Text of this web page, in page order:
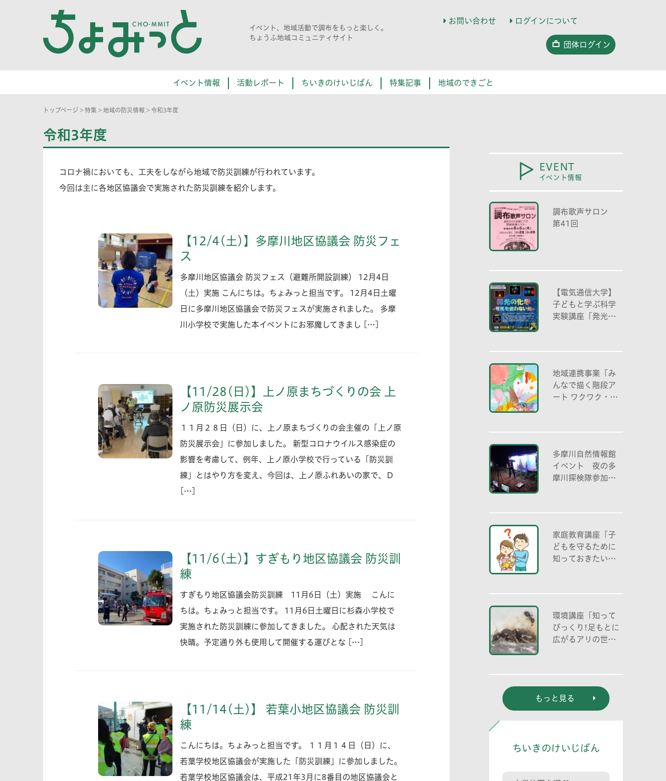
イベント、地域活動で調布をもっと楽しく。
ちょうふ地域コミュニティサイト
お問い合わせ ログインについて
団体ログイン
イベント情報 活動レポート ちいきのけいじばん 特集記事 地域のできごと
トップページ > 特集 > 地域の防災情報 > 令和3年度
令和3年度
コロナ禍においても、工夫をしながら地域で防災訓練が行われています。
今回は主に各地区協議会で実施された防災訓練を紹介します。
【12/4(土)】多摩川地区協議会 防災フェ
ス
多摩川地区協議会 防災フェス（避難所開設訓練） 12月4日
（土）実施 こんにちは。ちょみっと担当です。 12月4日土曜
日に多摩川地区協議会で防災フェスが実施されました。 多摩
川小学校で実施した本イベントにお邪魔してきまし […]
【11/28(日)】上ノ原まちづくりの会 上
ノ原防災展示会
１１月２８日（日）に、上ノ原まちづくりの会主催の「上ノ原
防災展示会」に参加しました。 新型コロナウイルス感染症の
影響を考慮して、例年、上ノ原小学校で行っている「防災訓
練」とはやり方を変え、今回は、上ノ原ふれあいの家で、Ｄ
[…]
【11/6(土)】すぎもり地区協議会 防災訓
練
すぎもり地区協議会防災訓練 11月6日（土）実施 こんに
ちは。ちょみっと担当です。 11月6日土曜日に杉森小学校で
実施された防災訓練に参加してきました。 心配された天気は
快晴。予定通り外も使用して開催する運びとな […]
【11/14(土)】 若葉小地区協議会 防災訓
練
こんにちは。ちょみっと担当です。 １１月１４日（日）に、
若葉学校地区協議会が実施した「防災訓練」に参加しました。
若葉学校地区協議会は、平成21年3月に8番目の地区協議会と
EVENT
イベント情報
調布歌声サロン
第41回
【電気通信大学】
子どもと学ぶ科学
実験講座「発光の
地域連携事業「み
んなで描く階段ア
ート ワクワク・自
多摩川自然情報館
イベント 夜の多
摩川探検隊参加者
家庭教育講座「子
どもを守るために
知っておきたいこ
環境講座「知って
びっくり!足もとに
広がるアリの世界
割」
もっと見る
ちいきのけいじばん